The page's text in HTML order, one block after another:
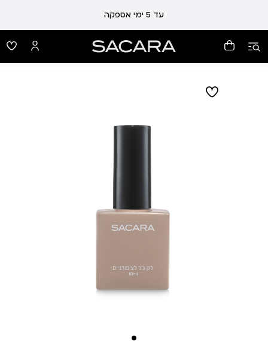
עד 5 ימי אספקה